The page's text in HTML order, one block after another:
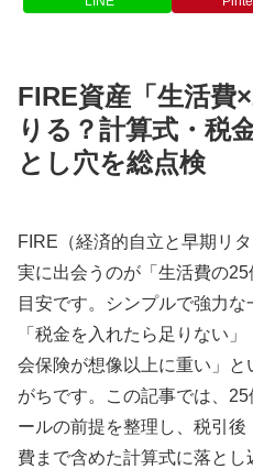
FIRE資産「生活費
りる？計算式・税
とし穴を総点検
FIRE（経済的自立と早期リ
実に出会うのが「生活費の
目安です。シンプルで強力
「税金を入れたら足りない
会保険が想像以上に重い」と
がちです。この記事では、
ールの前提を整理し、税引
費まで含めた計算式に落とし